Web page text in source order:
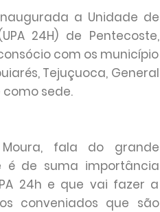
a Unidade de
24H) de Pentecoste,
com os município
Tejuçuoca, General
sede.
fala do grande
é de suma importância
24h e que vai fazer a
conveniados que são